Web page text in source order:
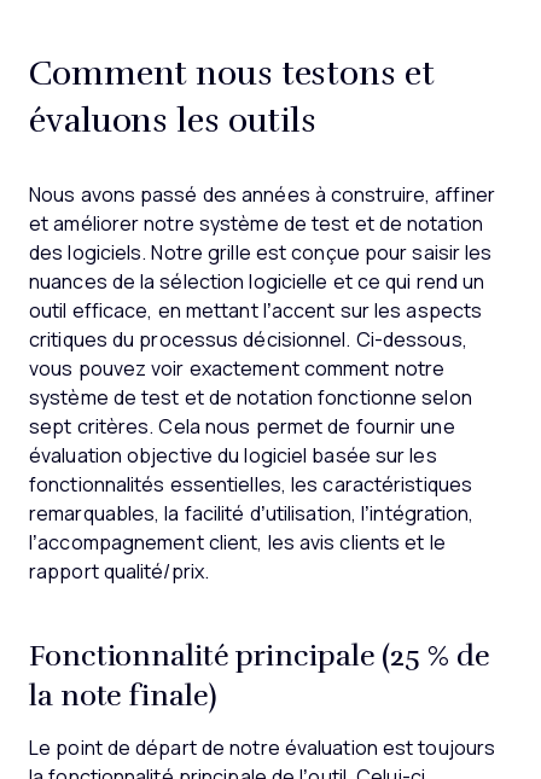
Comment nous testons et
évaluons les outils
Nous avons passé des années à construire, affiner
et améliorer notre système de test et de notation
des logiciels. Notre grille est conçue pour saisir les
nuances de la sélection logicielle et ce qui rend un
outil efficace, en mettant l’accent sur les aspects
critiques du processus décisionnel. Ci-dessous,
vous pouvez voir exactement comment notre
système de test et de notation fonctionne selon
sept critères. Cela nous permet de fournir une
évaluation objective du logiciel basée sur les
fonctionnalités essentielles, les caractéristiques
remarquables, la facilité d’utilisation, l’intégration,
l’accompagnement client, les avis clients et le
rapport qualité/prix.
Fonctionnalité principale (25 % de
la note finale)
Le point de départ de notre évaluation est toujours